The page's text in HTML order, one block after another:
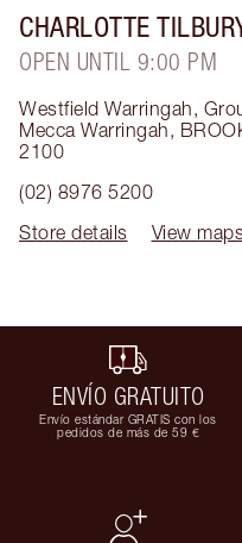
CHARLOTTE
OPEN UNTIL 9:00 PM
Westfield Warringah,
Mecca Warringah,
2100
(02) 8976 5200
Store details
View
ENVÍO GRATUITO
Envío estándar GRATIS con los
pedidos de más de 59 €